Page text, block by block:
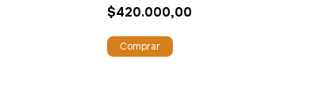
$420.000,00